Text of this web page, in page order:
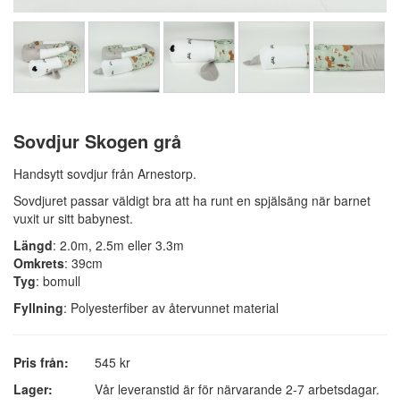
Sovdjur Skogen grå
Handsytt sovdjur från Arnestorp.
Sovdjuret passar väldigt bra att ha runt en spjälsäng när barnet
vuxit ur sitt babynest.
Längd: 2.0m, 2.5m eller 3.3m
Omkrets: 39cm
Tyg: bomull
Fyllning: Polyesterfiber av återvunnet material
Pris från:
545 kr
Lager:
Vår leveranstid är för närvarande 2-7 arbetsdagar.